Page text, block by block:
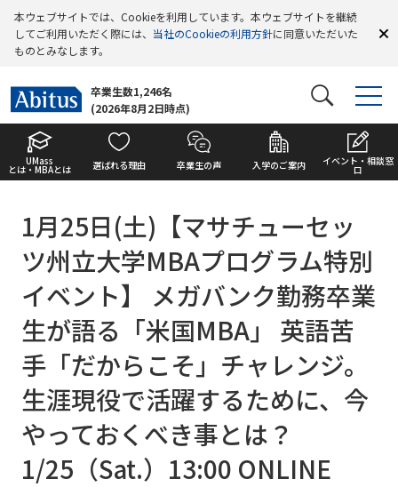
本ウェブサイトでは、Cookieを利用しています。本ウェブサイトを継続
してご利用いただく際には、 当社のCookieの利用方針に同意いただいた
ものとみなします。
卒業生数1,246名
(2026年8月2日時点)
UMass
とは・MBAとは 選ばれる理由 卒業生の声 入学のご案内 イベント・相談窓
口
1月25日(土)【マサチューセッ
ツ州立大学MBAプログラム特別
イベント】 メガバンク勤務卒業
生が語る「米国MBA」 英語苦
手「だからこそ」チャレンジ。
生涯現役で活躍するために、今
やっておくべき事とは？
1/25（Sat.）13:00 ONLINE